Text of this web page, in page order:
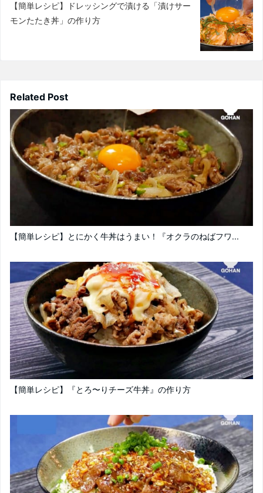
【簡単レシピ】ドレッシングで漬ける「漬けサー
モンたたき丼」の作り方
Related Post
【簡単レシピ】とにかく牛丼はうまい！『オクラのねばフワ...
【簡単レシピ】『とろ〜りチーズ牛丼』の作り方